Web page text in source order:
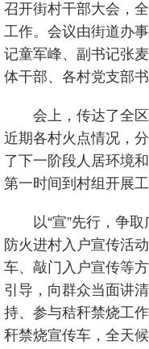
召开街村干部大会，
工作。会议由街道办
记童军峰、副书记张
体干部、各村党支部
会上，传达了全
近期各村火点情况，
了下一阶段人居环境
第一时间到村组开展工
以“宣”先行，争
防火进村入户宣传活
车、敲门入户宣传等
引导，向群众当面讲
持、参与秸秆禁烧工
秆禁烧宣传车，全天